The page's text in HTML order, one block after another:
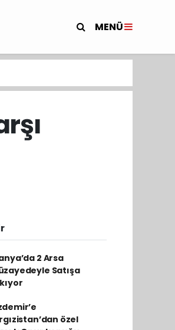
MENÜ
2 Arsa
Satışa
özel